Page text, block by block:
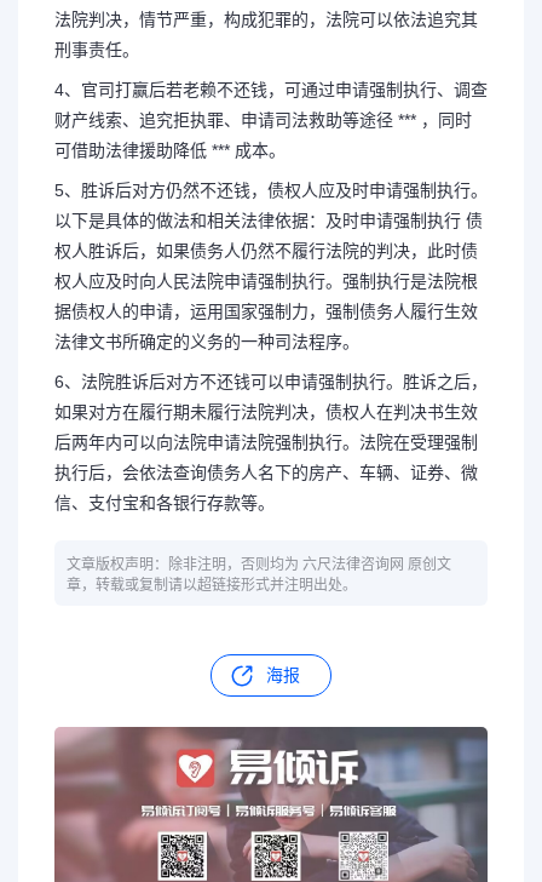
法院判决，情节严重，构成犯罪的，法院可以依法追究其
刑事责任。
4、官司打赢后若老赖不还钱，可通过申请强制执行、调查
财产线索、追究拒执罪、申请司法救助等途径 *** ，同时
可借助法律援助降低 *** 成本。
5、胜诉后对方仍然不还钱，债权人应及时申请强制执行。
以下是具体的做法和相关法律依据：及时申请强制执行 债
权人胜诉后，如果债务人仍然不履行法院的判决，此时债
权人应及时向人民法院申请强制执行。强制执行是法院根
据债权人的申请，运用国家强制力，强制债务人履行生效
法律文书所确定的义务的一种司法程序。
6、法院胜诉后对方不还钱可以申请强制执行。胜诉之后，
如果对方在履行期未履行法院判决，债权人在判决书生效
后两年内可以向法院申请法院强制执行。法院在受理强制
执行后，会依法查询债务人名下的房产、车辆、证券、微
信、支付宝和各银行存款等。
文章版权声明：除非注明，否则均为 六尺法律咨询网 原创文
章，转载或复制请以超链接形式并注明出处。
海报